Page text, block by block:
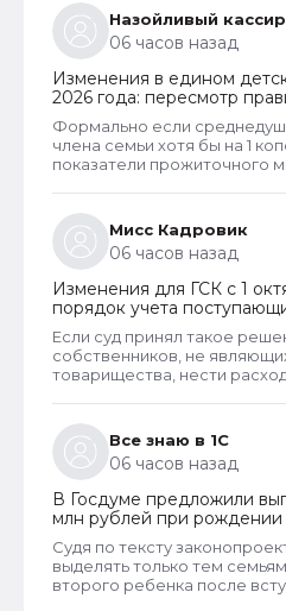
получает. Но долг по
только тогда, когда
соответствии с судебным
решение суда, то алименты
фактическом размере. То
который указан судом.
Назойливый кассир
06 часов назад
Изменения в едином
2026 года: пересмотр
новый порядок
пребывания
Формально если
члена семьи хотя бы на 1
показатели прожиточного
сожалению, оспорить уже
из этого правила сделано
семей. При
таким семьям теперь не
Мисс Кадровик
06 часов назад
Изменения для ГСК с 1
порядок учета
расчетных счетов и
бухгалтерского ПО
Если суд принял такое
собственников, не
товарищества, нести
скорее всего речь в споре
не только о зарплате
его услуг, которые он
своей основной
работы должны оплачивать
гаражей.
Все знаю в 1С
06 часов назад
В Госдуме предложили
млн рублей при рождении
Судя по тексту
выделять только тем
второго ребенка после